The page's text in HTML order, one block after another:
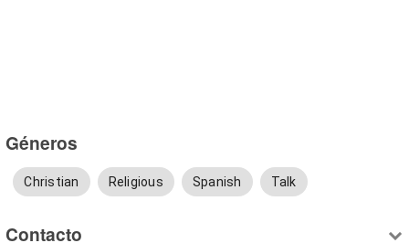
Géneros
Christian Religious Spanish Talk
Contacto